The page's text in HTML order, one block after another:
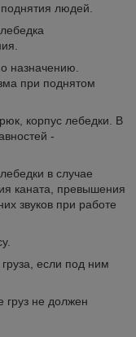
людей.
назначению.
при поднятом
корпус лебедки. В
-
в случае
каната, превышения
звуков при работе
если под ним
груз не должен